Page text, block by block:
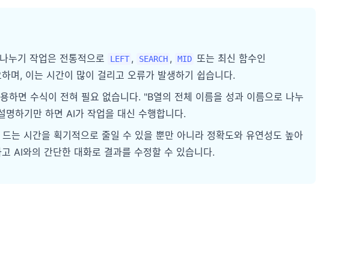
자료를 제공합
프트를 모았습
보딩 가이드입니
누기 작업은 전통적으로 LEFT , SEARCH , MID 또는 최신 함수인
며, 이는 시간이 많이 걸리고 오류가 발생하기 쉽습니다.
하면 수식이 전혀 필요 없습니다. "B열의 전체 이름을 성과 이름으로 나누
하기만 하면 AI가 작업을 대신 수행합니다.
는 시간을 획기적으로 줄일 수 있을 뿐만 아니라 정확도와 유연성도 높아
AI와의 간단한 대화로 결과를 수정할 수 있습니다.